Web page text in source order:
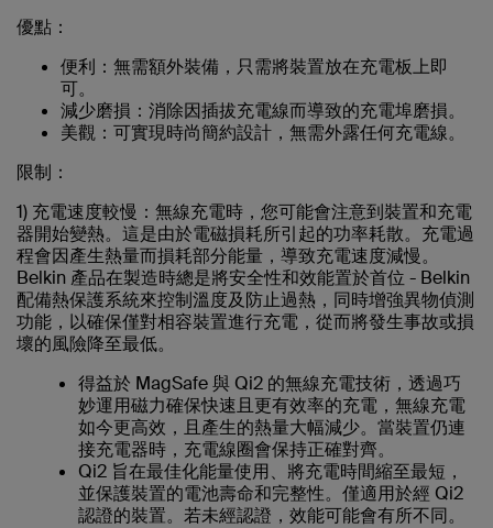
優點：
便利：無需額外裝備，只需將裝置放在充電板上即
可。
減少磨損：消除因插拔充電線而導致的充電埠磨損。
美觀：可實現時尚簡約設計，無需外露任何充電線。
限制：
1) 充電速度較慢：無線充電時，您可能會注意到裝置和充電
器開始變熱。這是由於電磁損耗所引起的功率耗散。充電過
程會因產生熱量而損耗部分能量，導致充電速度減慢。
Belkin 產品在製造時總是將安全性和效能置於首位 - Belkin
配備熱保護系統來控制溫度及防止過熱，同時增強異物偵測
功能，以確保僅對相容裝置進行充電，從而將發生事故或損
壞的風險降至最低。
得益於 MagSafe 與 Qi2 的無線充電技術，透過巧
妙運用磁力確保快速且更有效率的充電，無線充電
如今更高效，且產生的熱量大幅減少。當裝置仍連
接充電器時，充電線圈會保持正確對齊。
Qi2 旨在最佳化能量使用、將充電時間縮至最短，
並保護裝置的電池壽命和完整性。僅適用於經 Qi2
認證的裝置。若未經認證，效能可能會有所不同。